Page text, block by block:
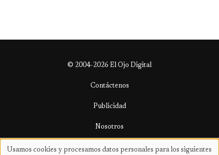
© 2004-2026 El Ojo Digital
Contáctenos
Publicidad
Nosotros
Términos y condiciones
Usamos cookies y procesamos datos personales para los siguientes